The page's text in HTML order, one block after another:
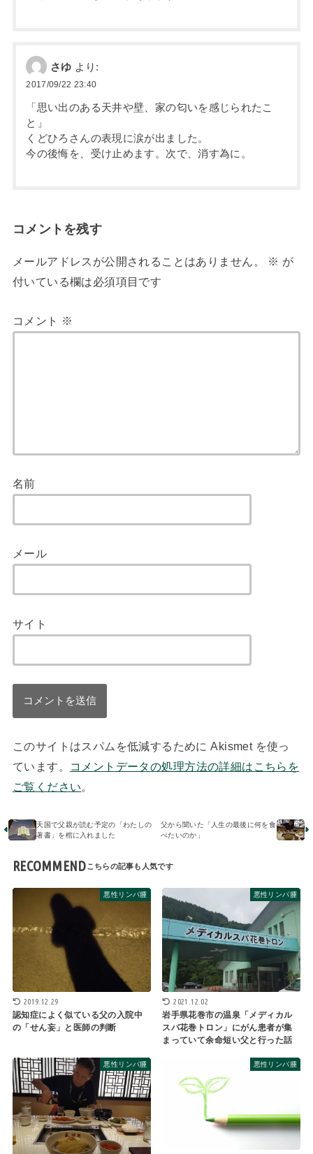
さゆ より:
2017/09/22 23:40
「思い出のある天井や壁、家の匂いを感じられたこ
と」
くどひろさんの表現に涙が出ました。
今の後悔を、受け止めます。次で、消す為に。
コメントを残す
メールアドレスが公開されることはありません。 ※ が
付いている欄は必須項目です
コメント ※
名前
メール
サイト
このサイトはスパムを低減するために Akismet を使っ
ています。
コメントデータの処理方法の詳細はこちらを
ご覧ください。
天国で父親が読む予定の「わたしの
著書」を棺に入れました
父から聞いた「人生の最後に何を食
べたいのか」
RECOMMEND
悪性リンパ腫
2019.12.29
認知症によく似ている父の入院中
の「せん妄」と医師の判断
悪性リンパ腫
2021.12.02
岩手県花巻市の温泉「メディカル
スパ花巻トロン」にがん患者が集
まっていて余命短い父と行った話
悪性リンパ腫 悪性リンパ腫